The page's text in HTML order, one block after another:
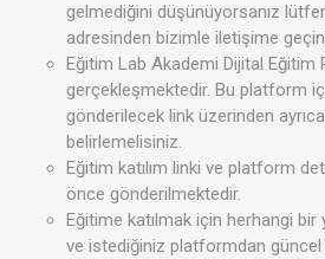
gelmediğini düşünüyorsanız
adresinden bizimle iletişime
Eğitim Lab Akademi Dijital
gerçekleşmektedir. Bu platform
gönderilecek link üzerinden ayrıca
belirlemelisiniz.
Eğitim katılım linki ve platform
önce gönderilmektedir.
Eğitime katılmak için herhangi bir
ve istediğiniz platformdan güncel